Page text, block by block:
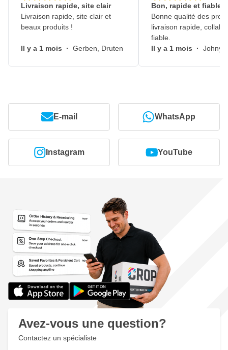
Livraison rapide, site clair
Livraison rapide, site clair et
beaux produits !
Il y a 1 mois · Gerben, Druten
Bon, rapide et fiable
Bonne qualité des
livraison rapide,
fiable.
Il y a 1 mois · Johny,
E-mail WhatsApp
Instagram YouTube
Avez-vous une question?
Contactez un spécialiste